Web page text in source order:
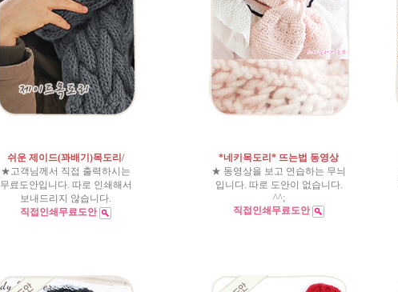
쉬운 제이드(꽈배기)목도리/
★고객님께서 직접 출력하시는
무료도안입니다. 따로 인쇄해서
보내드리지 않습니다.
직접인쇄무료도안
*네키목도리* 뜨는법 동영상
★ 동영상을 보고 연습하는 무늬
입니다. 따로 도안이 없습니다.
^^;
직접인쇄무료도안